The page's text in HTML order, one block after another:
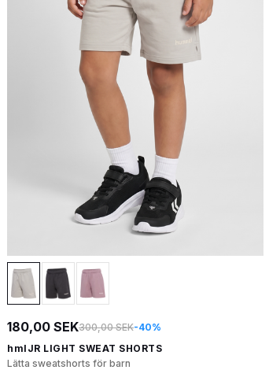
180,00 SEK300,00 SEK-40%
hmlJR LIGHT SWEAT SHORTS
Lätta sweatshorts för barn